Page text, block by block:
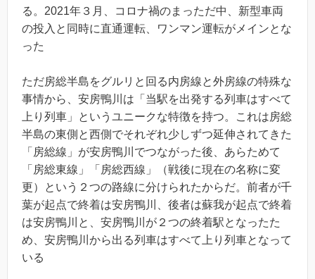
る。2021年３月、コロナ禍のまっただ中、新型車両
の投入と同時に直通運転、ワンマン運転がメインとな
った
ただ房総半島をグルリと回る内房線と外房線の特殊な
事情から、安房鴨川は「当駅を出発する列車はすべて
上り列車」というユニークな特徴を持つ。これは房総
半島の東側と西側でそれぞれ少しずつ延伸されてきた
「房総線」が安房鴨川でつながった後、あらためて
「房総東線」「房総西線」（戦後に現在の名称に変
更）という２つの路線に分けられたからだ。前者が千
葉が起点で終着は安房鴨川、後者は蘇我が起点で終着
は安房鴨川と、安房鴨川が２つの終着駅となったた
め、安房鴨川から出る列車はすべて上り列車となって
いる